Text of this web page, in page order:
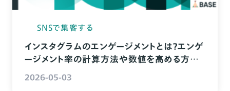
SNSで集客する
インスタグラムのエンゲージメントとは？エンゲ
ージメント率の計算方法や数値を高める方法
を解説
2026-05-03